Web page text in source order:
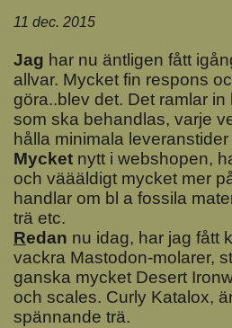
11 dec. 2015
Jag har nu äntligen fått
allvar. Mycket fin respons
göra..blev det. Det ramlar
som ska behandlas, varje
hålla minimala leveranstider
Mycket nytt i webshopen,
och väääldigt mycket mer
handlar om bl a fossila
trä etc.
Redan nu idag, har jag fått
vackra Mastodon-molarer,
ganska mycket Desert
och scales. Curly Katalox,
spännande trä.